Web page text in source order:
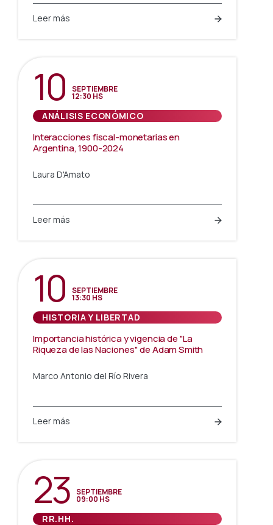
Leer más
10 SEPTIEMBRE
12:30 HS
ANÁLISIS ECONÓMICO
Interacciones fiscal-monetarias en
Argentina, 1900-2024
Laura D'Amato
Leer más
10 SEPTIEMBRE
13:30 HS
HISTORIA Y LIBERTAD
Importancia histórica y vigencia de "La
Riqueza de las Naciones" de Adam Smith
Marco Antonio del Río Rivera
Leer más
23 SEPTIEMBRE
09:00 HS
RR.HH.